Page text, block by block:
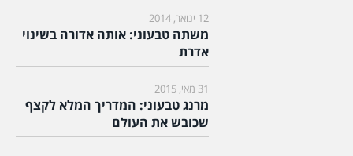
12 ינואר, 2014
משתה טבעוני: אותה אדורה בשינוי
אדרת
31 מאי, 2015
מרנג טבעוני: המדריך המלא לקצף
שכובש את העולם